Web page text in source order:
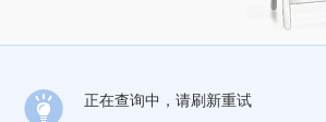
正在查询中，请刷新重试